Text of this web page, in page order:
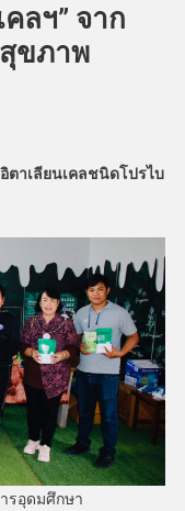
ลฯ” จาก
ขภาพ
ตาเลียนเคลชนิดโปรไบ
รอุดมศึกษา